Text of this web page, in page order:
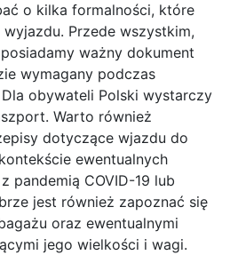
o kilka formalności, które
Przede wszystkim,
ważny dokument
wymagany podczas
obywateli Polski wystarczy
Warto również
dotyczące wjazdu do
ewentualnych
pandemią COVID-19 lub
jest również zapoznać się
oraz ewentualnymi
jego wielkości i wagi.